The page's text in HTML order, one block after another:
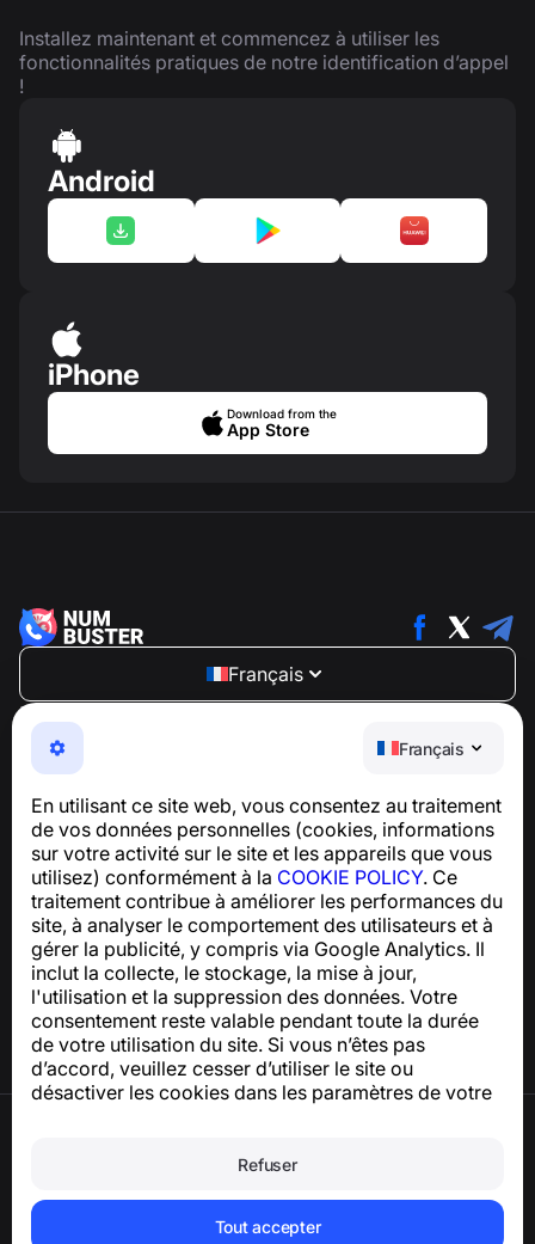
Français
En utilisant ce site web, vous consentez au traitement
de vos données personnelles (cookies, informations
sur votre activité sur le site et les appareils que vous
utilisez) conformément à la COOKIE POLICY. Ce
traitement contribue à améliorer les performances du
site, à analyser le comportement des utilisateurs et à
gérer la publicité, y compris via Google Analytics. Il
inclut la collecte, le stockage, la mise à jour,
l'utilisation et la suppression des données. Votre
consentement reste valable pendant toute la durée
de votre utilisation du site. Si vous n’êtes pas
d’accord, veuillez cesser d’utiliser le site ou
désactiver les cookies dans les paramètres de votre
Refuser
Tout accepter
Installez maintenant et commencez à utiliser les
fonctionnalités pratiques de notre identification d’appel
!
Android
iPhone
Download from the
App Store
Français
NumBuster © 2013—2026 ·
Une application facile à utiliser qui vous protège contre
les arnaques téléphoniques, le spam et les messages
Pour toute question concernant la conformité au RGPD :
support@numbuster.com
Centre d’aide
Actualités et articles
À propos du projet
Contacts
Politique relative aux cookies
Supprimer le compte et les données